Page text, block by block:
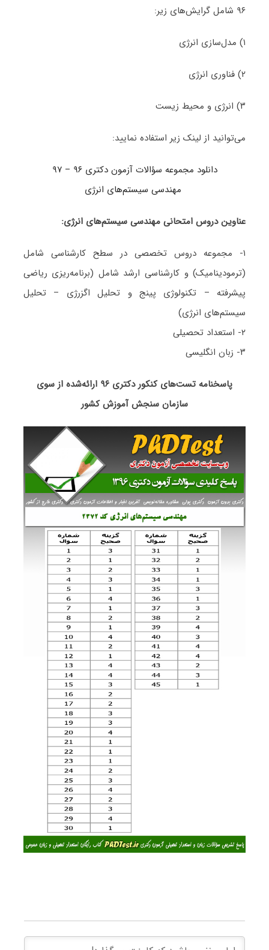
۹۶ شامل گرایش‌های زیر:
۱) مدل‌سازی انرژی
۲) فناوری انرژی
۳) انرژی و محیط زیست
می‌توانید از لینک زیر استفاده نمایید:
دانلود مجموعه سؤالات آزمون دکتری ۹۶ – ۹۷
مهندسی سیستم‌های انرژی
عناوین دروس امتحانی مهندسی سیستم‌های انرژی:
۱- مجموعه دروس تخصصی در سطح کارشناسی شامل
(ترمودینامیک) و کارشناسی ارشد شامل (برنامه‌ریزی ریاضی
پیشرفته – تکنولوژی پینج و تحلیل اگزرژی – تحلیل
سیستم‌های انرژی)
۲- استعداد تحصیلی
۳- زبان انگلیسی
پاسخنامه تست‌های کنکور دکتری ۹۶ ارائه‌شده از سوی
سازمان سنجش آموزش کشور